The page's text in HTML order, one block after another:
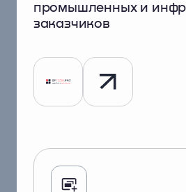
промышленных и
заказчиков